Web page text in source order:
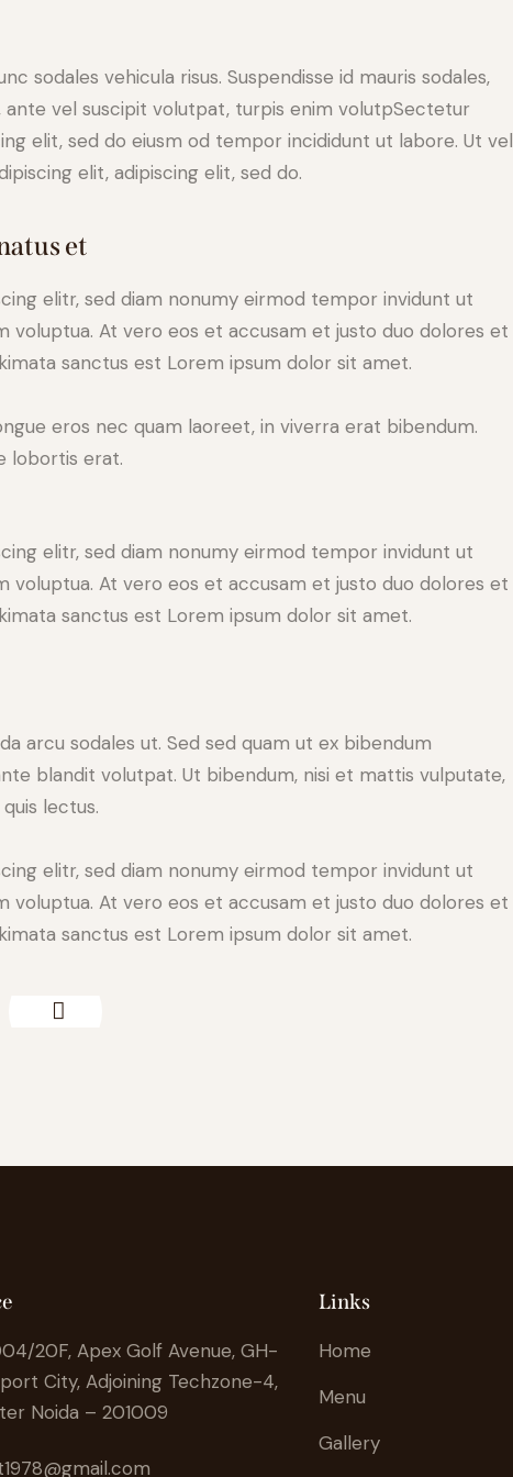
sodales vehicula risus. Suspendisse id mauris sodales,
vel suscipit volutpat, turpis enim volutpSectetur
elit, sed do eiusm od tempor incididunt ut labore. Ut vel
elit, adipiscing elit, sed do.
et
elitr, sed diam nonumy eirmod tempor invidunt ut
voluptua. At vero eos et accusam et justo duo dolores et
sanctus est Lorem ipsum dolor sit amet.
eros nec quam laoreet, in viverra erat bibendum.
lobortis erat.
elitr, sed diam nonumy eirmod tempor invidunt ut
voluptua. At vero eos et accusam et justo duo dolores et
sanctus est Lorem ipsum dolor sit amet.
arcu sodales ut. Sed sed quam ut ex bibendum
blandit volutpat. Ut bibendum, nisi et mattis vulputate,
lectus.
elitr, sed diam nonumy eirmod tempor invidunt ut
voluptua. At vero eos et accusam et justo duo dolores et
sanctus est Lorem ipsum dolor sit amet.
20F, Apex Golf Avenue, GH-
City, Adjoining Techzone-4,
Noida – 201009
Links
Home
Menu
Gallery